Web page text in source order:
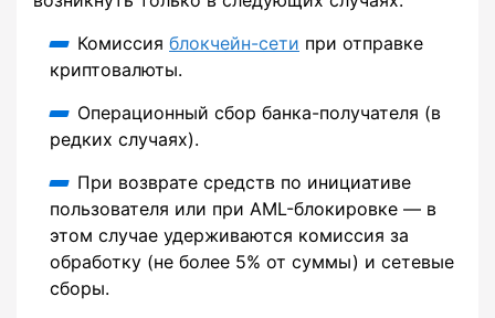
Комиссия блокчейн-сети при отправке
криптовалюты.
Операционный сбор банка-получателя (в
редких случаях).
При возврате средств по инициативе
пользователя или при AML-блокировке — в
этом случае удерживаются комиссия за
обработку (не более 5% от суммы) и сетевые
сборы.